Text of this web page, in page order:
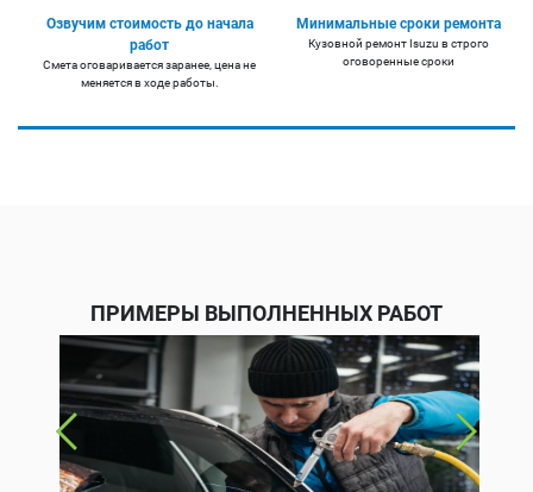
Озвучим стоимость до начала
работ
Смета оговаривается заранее, цена не
меняется в ходе работы.
Минимальные сроки ремонта
Кузовной ремонт Isuzu в строго
оговоренные сроки
ПРИМЕРЫ ВЫПОЛНЕННЫХ РАБОТ